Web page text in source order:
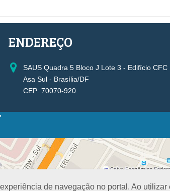
de navegação no portal. Ao utilizar
ENDEREÇO
SAUS Quadra 5 Bloco J Lote 3 - Edifício CFC
Asa Sul - Brasília/DF
CEP: 70070-920
VICE-
Administrativa
Controle Interno
Governança e Gestão